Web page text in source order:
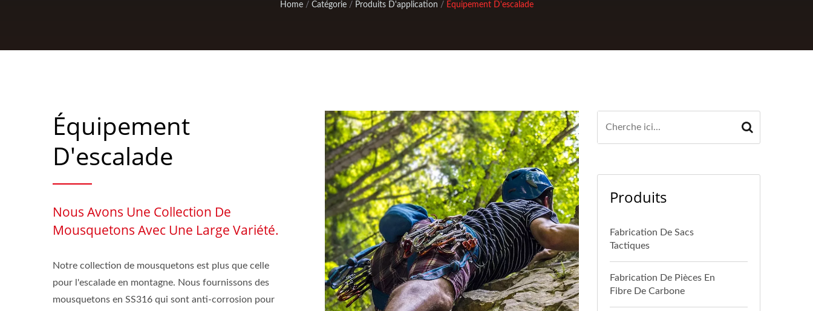
Home / Catégorie / Produits D'application / Équipement D'escalade
Équipement
D'escalade
Nous Avons Une Collection De
Mousquetons Avec Une Large Variété.
Notre collection de mousquetons est plus que celle
pour l'escalade en montagne. Nous fournissons des
mousquetons en SS316 qui sont anti-corrosion pour
Produits
Fabrication De Sacs
Tactiques
Fabrication De Pièces En
Fibre De Carbone